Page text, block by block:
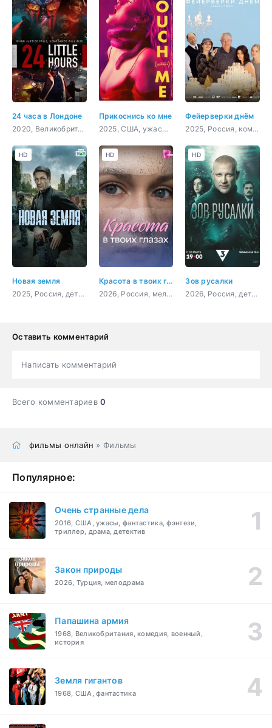
24 часа в Лондоне
2020, Великобритания, боевик, триллер, драма, криминал
Прикоснись ко мне
2025, США, ужасы, фантастика, драма, комедия
Фейерверки днём
2025, Россия, комедия, драма
Новая земля
2025, Россия, детектив, боевик
HD
Красота в твоих глазах
2026, Россия, мелодрама
HD
Зов русалки
2026, Россия, детектив
HD
Оставить комментарий
Написать комментарий
Всего комментариев0
фильмы онлайн » Фильмы
Популярное:
Очень странные дела
2016, США, ужасы, фантастика, фэнтези,
триллер, драма, детектив
Закон природы
2026, Турция, мелодрама
Папашина армия
1968, Великобритания, комедия, военный,
история
Земля гигантов
1968, США, фантастика